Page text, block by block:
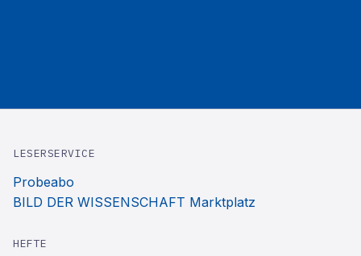
LESERSERVICE
Probeabo
BILD DER WISSENSCHAFT Marktplatz
HEFTE